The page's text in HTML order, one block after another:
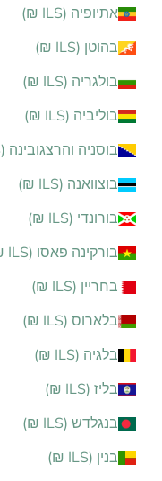
אתיופיה (ILS ₪)
בהוטן (ILS ₪)
בולגריה (ILS ₪)
בוליביה (ILS ₪)
בוסניה והרצגובינה (ILS ₪)
בוצוואנה (ILS ₪)
בורונדי (ILS ₪)
בורקינה פאסו (ILS ₪)
בחריין (ILS ₪)
בלארוס (ILS ₪)
בלגיה (ILS ₪)
בליז (ILS ₪)
בנגלדש (ILS ₪)
בנין (ILS ₪)